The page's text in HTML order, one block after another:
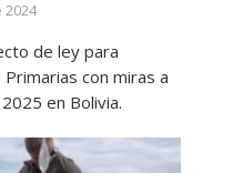
2024
de ley para
con miras a
en Bolivia.